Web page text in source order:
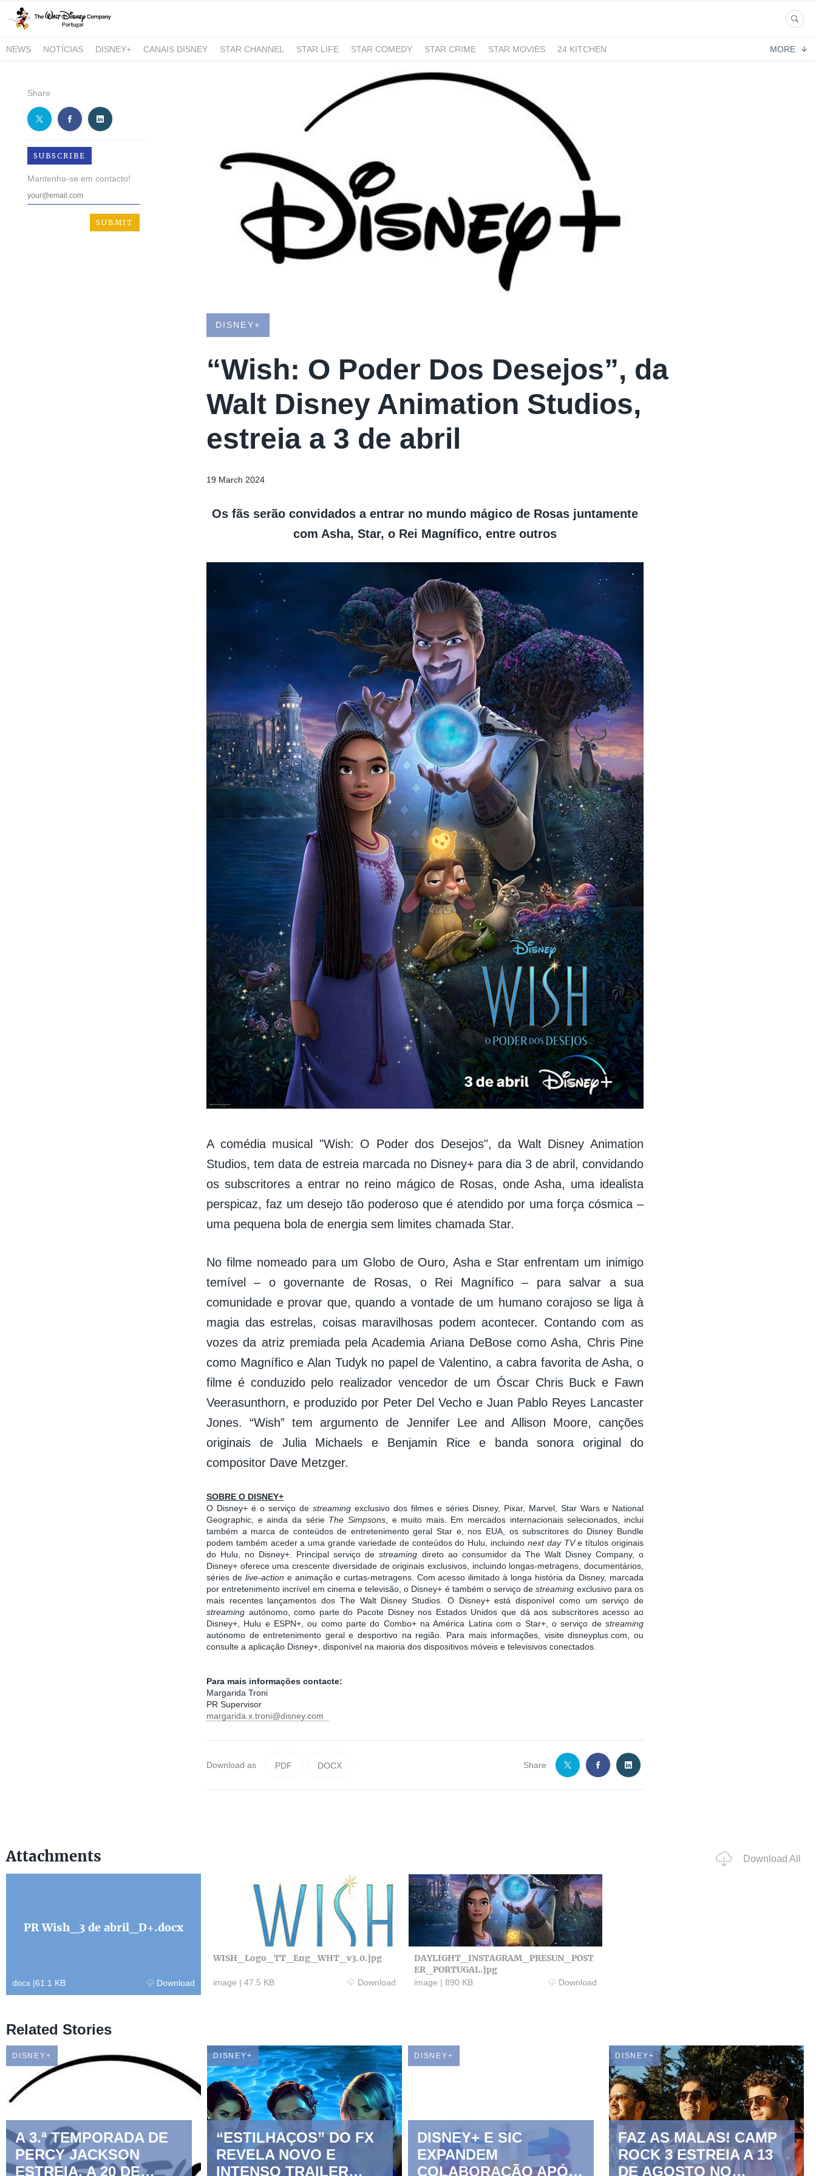
NEWS NOTÍCIAS DISNEY+ CANAIS DISNEY STAR CHANNEL STAR LIFE STAR COMEDY STAR CRIME STAR MOVIES
24 KITCHEN
MORE
Share
SUBSCRIBE
Mantenha-se em contacto!
DISNEY+
“Wish: O Poder Dos Desejos”, da
Walt Disney Animation Studios,
estreia a 3 de abril
19 March 2024
Os fãs serão convidados a entrar no mundo mágico de Rosas juntamente
com Asha, Star, o Rei Magnífico, entre outros
A comédia musical "Wish: O Poder dos Desejos", da Walt Disney Animation
Studios, tem data de estreia marcada no Disney+ para dia 3 de abril, convidando
os subscritores a entrar no reino mágico de Rosas, onde Asha, uma idealista
perspicaz, faz um desejo tão poderoso que é atendido por uma força cósmica –
uma pequena bola de energia sem limites chamada Star.
No filme nomeado para um Globo de Ouro, Asha e Star enfrentam um inimigo
temível – o governante de Rosas, o Rei Magnífico – para salvar a sua
comunidade e provar que, quando a vontade de um humano corajoso se liga à
magia das estrelas, coisas maravilhosas podem acontecer. Contando com as
vozes da atriz premiada pela Academia Ariana DeBose como Asha, Chris Pine
como Magnífico e Alan Tudyk no papel de Valentino, a cabra favorita de Asha, o
filme é conduzido pelo realizador vencedor de um Óscar Chris Buck e Fawn
Veerasunthorn, e produzido por Peter Del Vecho e Juan Pablo Reyes Lancaster
Jones. “Wish” tem argumento de Jennifer Lee and Allison Moore, canções
originais de Julia Michaels e Benjamin Rice e banda sonora original do
compositor Dave Metzger.
SOBRE O DISNEY+
O Disney+ é o serviço de streaming exclusivo dos filmes e séries Disney, Pixar, Marvel, Star Wars e National
Geographic, e ainda da série The Simpsons, e muito mais. Em mercados internacionais selecionados, inclui
também a marca de conteúdos de entretenimento geral Star e, nos EUA, os subscritores do Disney Bundle
podem também aceder a uma grande variedade de conteúdos do Hulu, incluindo next day TVe títulos originais
do Hulu, no Disney+. Principal serviço destreaming direto ao consumidor da The Walt Disney Company, o
Disney+ oferece uma crescente diversidade de originais exclusivos, incluindo longas-metragens, documentários,
séries de live-action e animação e curtas-metragens. Com acesso ilimitado à longa história da Disney, marcada
por entretenimento incrível em cinema e televisão, o Disney+ é também o serviço destreaming exclusivo para os
mais recentes lançamentos dos The Walt Disney Studios. O Disney+ está disponível como um serviço de
streaming autónomo, como parte do Pacote Disney nos Estados Unidos que dá aos subscritores acesso ao
Disney+, Hulu e ESPN+, ou como parte do Combo+ na América Latina com o Star+, o serviço de streaming
autónomo de entretenimento geral e desportivo na região. Para mais informações, visite disneyplus.com, ou
consulte a aplicação Disney+, disponível na maioria dos dispositivos móveis e televisivos conectados.
Para mais informações contacte:
Margarida Troni
PR Supervisor
margarida.x.troni@disney.com
Download as PDF DOCX Share
Attachments Download All
PR Wish_3 de abril_D+.docx
docx |61.1 KB Download
WISH_Logo_TT_Eng_WHT_v3.0.jpg
image | 47.5 KB Download
DAYLIGHT_INSTAGRAM_PRESUN_POST
ER_PORTUGAL.jpg
image | 890 KB Download
Related Stories
DISNEY+
A 3.ª TEMPORADA DE
PERCY JACKSON
ESTREIA, A 20 DE
DISNEY+
“ESTILHAÇOS” DO FX
REVELA NOVO E
INTENSO TRAILER
DISNEY+
DISNEY+ E SIC
EXPANDEM
COLABORAÇÃO APÓS
DISNEY+
FAZ AS MALAS! CAMP
ROCK 3 ESTREIA A 13
DE AGOSTO NO